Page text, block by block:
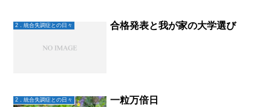
の職場でもやってる...
2．統合失調症との日々 合格発表と我が家の大学選び
2．統合失調症との日々 一粒万倍日